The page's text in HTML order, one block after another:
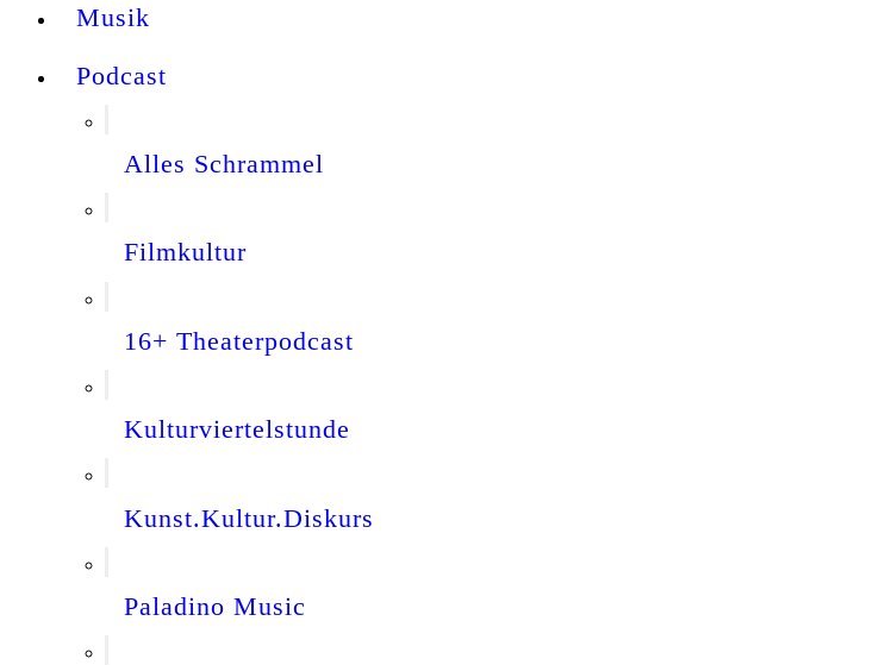
Musik
Podcast
Alles Schrammel
Filmkultur
16+ Theaterpodcast
Kulturviertelstunde
Kunst.Kultur.Diskurs
Paladino Music